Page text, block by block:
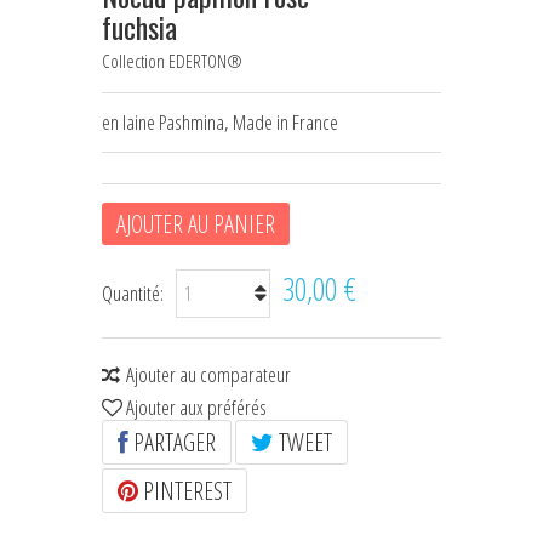
POCHES À FRIANDISES
BIJOUX DE LICOL
CEINTURES DE SMOKING
CHÈQUES CADEAU
fuchsia
Collection EDERTON®
en laine Pashmina, Made in France
AJOUTER AU PANIER
Quantité: 30,00 €
Ajouter au comparateur
Ajouter aux préférés
PARTAGER
TWEET
PINTEREST